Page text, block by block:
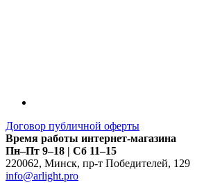
Договор публичной оферты
Время работы интернет-магазина
Пн–Пт 9–18 | Сб 11–15
220062, Минск, пр-т Победителей, 129
info@arlight.pro